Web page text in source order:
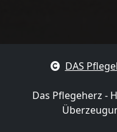
DAS
Das Pflegeherz -